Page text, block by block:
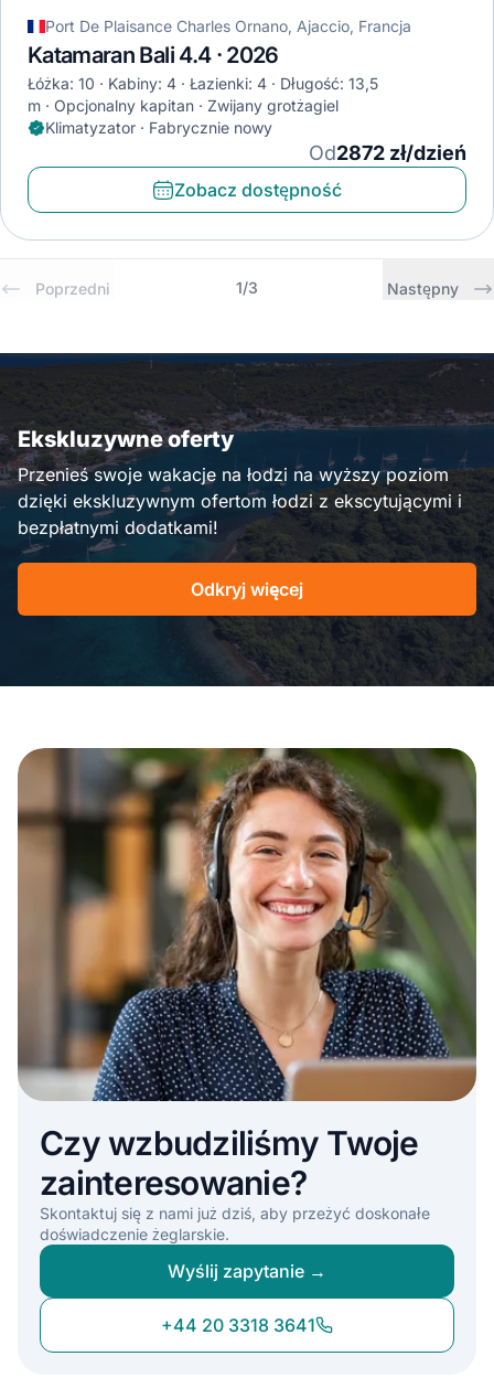
Port De Plaisance Charles Ornano, Ajaccio, Francja
Katamaran Bali 4.4 · 2026
Łóżka: 10 Kabiny: 4 Łazienki: 4
Długość: 13,5
m
Opcjonalny kapitan
Zwijany grotżagiel
Klimatyzator · Fabrycznie nowy
Od2872 zł/dzień
Zobacz dostępność
Poprzedni 1/3 Następny
Ekskluzywne oferty
Przenieś swoje wakacje na łodzi na wyższy poziom
dzięki ekskluzywnym ofertom łodzi z ekscytującymi i
bezpłatnymi dodatkami!
Odkryj więcej
Czy wzbudziliśmy Twoje
zainteresowanie?
Skontaktuj się z nami już dziś, aby przeżyć doskonałe
doświadczenie żeglarskie.
Wyślij zapytanie →
+44 20 3318 3641